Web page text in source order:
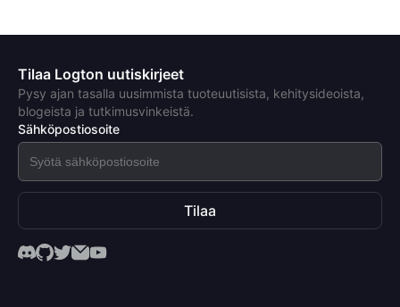
Tilaa Logton uutiskirjeet
Pysy ajan tasalla uusimmista tuoteuutisista, kehitysideoista,
blogeista ja tutkimusvinkeistä.
Sähköpostiosoite
Tilaa